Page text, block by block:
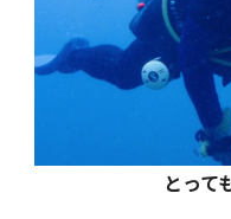
とって